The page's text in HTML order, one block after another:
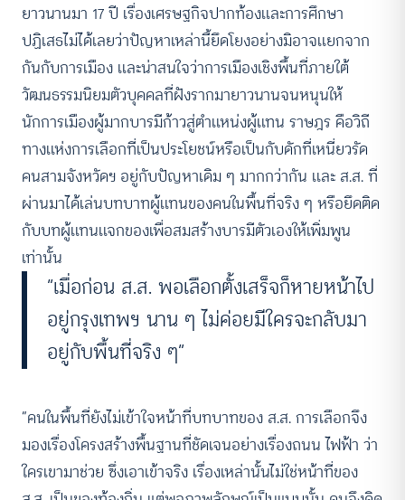
ยาวนานมา 17 ปี เรื่องเศรษฐกิจปากท้องเเละการศึกษา
ปฏิเสธไม่ได้เลยว่าปัญหาเหล่านี้ยึดโยงอย่างมิอาจเเยกจาก
กันกับการเมือง เเละน่าสนใจว่าการเมืองเชิงพื้นที่ภายใต้
วัฒนธรรมนิยมตัวบุคคลที่ฝังรากมายาวนานจนหนุนให้
นักการเมืองผู้มากบารมีก้าวสู่ตำเเหน่งผู้เเทน ราษฎร คือวิถี
ทางเเห่งการเลือกที่เป็นประโยชน์หรือเป็นกับดักที่เหนี่ยวรัด
คนสามจังหวัดฯ อยู่กับปัญหาเดิม ๆ มากกว่ากัน เเละ ส.ส. ที่
ผ่านมาได้เล่นบทบาทผู้เเทนของคนในพื้นที่จริง ๆ หรือยึดติด
กับบทผู้เเทนเเจกของเพื่อสมสร้างบารมีตัวเองให้เพิ่มพูน
เท่านั้น
“เมื่อก่อน ส.ส. พอเลือกตั้งเสร็จก็หายหน้าไป
อยู่กรุงเทพฯ นาน ๆ ไม่ค่อยมีใครจะกลับมา
อยู่กับพื้นที่จริง ๆ”
“คนในพื้นที่ยังไม่เข้าใจหน้าที่บทบาทของ ส.ส. การเลือกจึง
มองเรื่องโครงสร้างพื้นฐานที่ชัดเจนอย่างเรื่องถนน ไฟฟ้า ว่า
ใครเขามาช่วย ซึ่งเอาเข้าจริง เรื่องเหล่านั้นไม่ใช่หน้าที่ของ